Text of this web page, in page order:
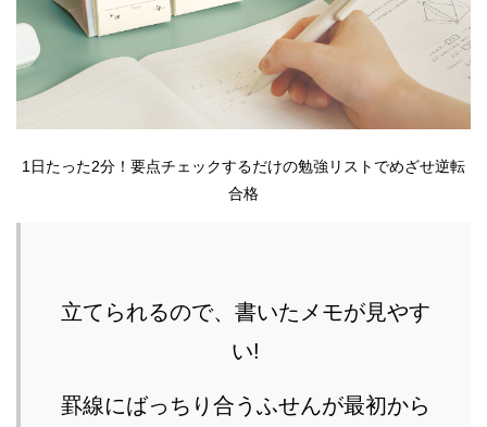
1日たった2分！要点チェックするだけの勉強リストでめざせ逆転
合格
立てられるので、書いたメモが見やす
い!
罫線にばっちり合うふせんが最初から